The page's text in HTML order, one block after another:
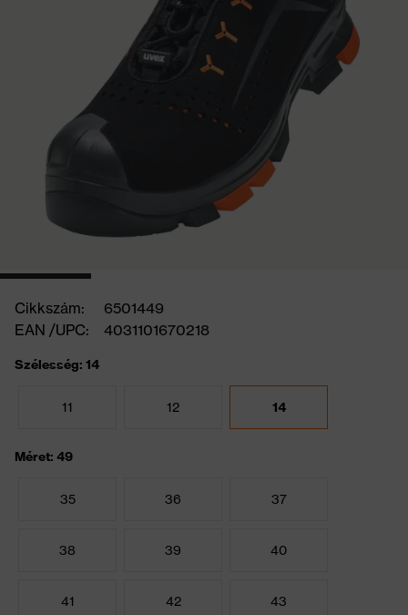
Cikkszám:
6501449
EAN /UPC:
4031101670218
Szélesség: 14
11 12 14
Méret: 49
35 36 37
38 39 40
41 42 43